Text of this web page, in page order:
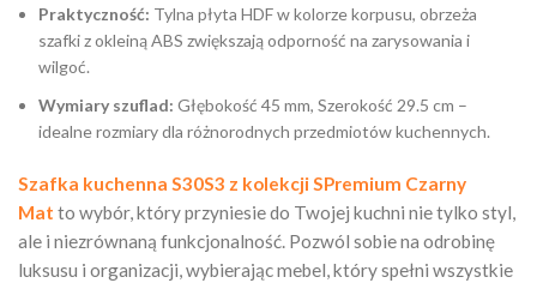
Praktyczność: Tylna płyta HDF w kolorze korpusu, obrzeża
szafki z okleiną ABS zwiększają odporność na zarysowania i
wilgoć.
Wymiary szuflad: Głębokość 45 mm, Szerokość 29.5 cm –
idealne rozmiary dla różnorodnych przedmiotów kuchennych.
Szafka kuchenna S30S3 z kolekcji SPremium Czarny
Mat to wybór, który przyniesie do Twojej kuchni nie tylko styl,
ale i niezrównaną funkcjonalność. Pozwól sobie na odrobinę
luksusu i organizacji, wybierając mebel, który spełni wszystkie